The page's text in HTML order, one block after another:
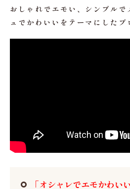
おしゃれでエモい、シンプル
ュでかわいいをテーマにしたプ
「オシャレでエモかわい